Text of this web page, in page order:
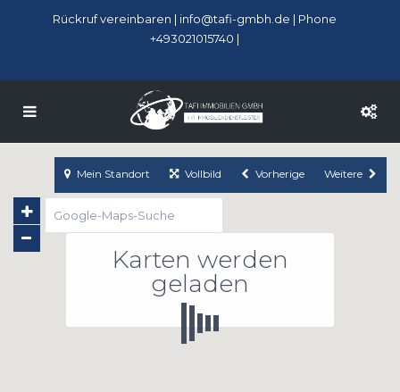
Rückruf vereinbaren | info@tafi-gmbh.de | Phone
+493021015740 |
Karten werden
geladen
Mein Standort Vollbild Vorherige Weitere